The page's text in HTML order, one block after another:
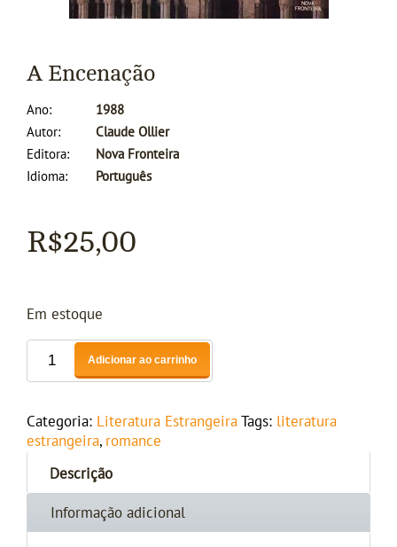
A Encenação
Ano
1988
Autor
Claude Ollier
Editora
Nova Fronteira
Idioma
Português
R$25,00
Em estoque
Adicionar ao carrinho
Categoria: Literatura Estrangeira Tags: literatura
estrangeira, romance
Descrição
Informação adicional